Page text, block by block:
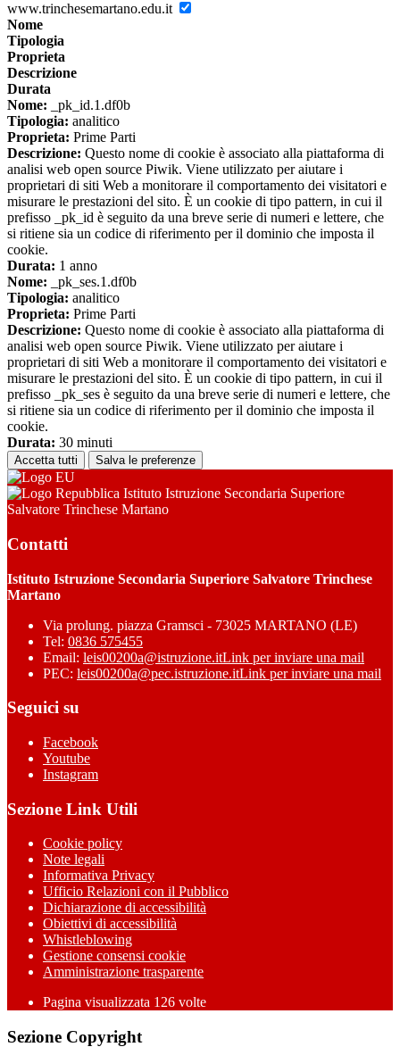
www.trinchesemartano.edu.it
Nome
Tipologia
Proprieta
Descrizione
Durata
Nome: _pk_id.1.df0b
Tipologia: analitico
Proprieta: Prime Parti
Descrizione: Questo nome di cookie è associato alla piattaforma di
analisi web open source Piwik. Viene utilizzato per aiutare i
proprietari di siti Web a monitorare il comportamento dei visitatori e
misurare le prestazioni del sito. È un cookie di tipo pattern, in cui il
prefisso _pk_id è seguito da una breve serie di numeri e lettere, che
si ritiene sia un codice di riferimento per il dominio che imposta il
cookie.
Durata: 1 anno
Nome: _pk_ses.1.df0b
Tipologia: analitico
Proprieta: Prime Parti
Descrizione: Questo nome di cookie è associato alla piattaforma di
analisi web open source Piwik. Viene utilizzato per aiutare i
proprietari di siti Web a monitorare il comportamento dei visitatori e
misurare le prestazioni del sito. È un cookie di tipo pattern, in cui il
prefisso _pk_ses è seguito da una breve serie di numeri e lettere, che
si ritiene sia un codice di riferimento per il dominio che imposta il
cookie.
Durata: 30 minuti
Accetta tutti Salva le preferenze
Istituto Istruzione Secondaria Superiore
Salvatore Trinchese Martano
Contatti
Istituto Istruzione Secondaria Superiore Salvatore Trinchese
Martano
Via prolung. piazza Gramsci - 73025 MARTANO (LE)
Tel: 0836 575455
Email: leis00200a@istruzione.itLink per inviare una mail
PEC: leis00200a@pec.istruzione.itLink per inviare una mail
Seguici su
Facebook
Youtube
Instagram
Sezione Link Utili
Cookie policy
Note legali
Informativa Privacy
Ufficio Relazioni con il Pubblico
Dichiarazione di accessibilità
Obiettivi di accessibilità
Whistleblowing
Gestione consensi cookie
Amministrazione trasparente
Pagina visualizzata 126 volte
Sezione Copyright